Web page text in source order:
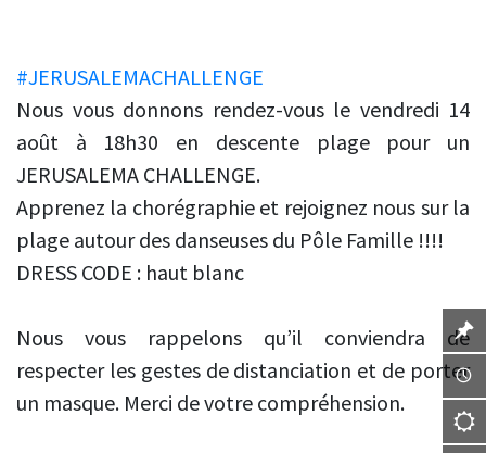
#JERUSALEMACHALLENGE
Nous vous donnons rendez-vous le vendredi 14
août à 18h30 en descente plage pour un
JERUSALEMA CHALLENGE.
Apprenez la chorégraphie et rejoignez nous sur la
plage autour des danseuses du Pôle Famille !!!!
DRESS CODE : haut blanc
Nous vous rappelons qu’il conviendra de
respecter les gestes de distanciation et de porter
un masque. Merci de votre compréhension.